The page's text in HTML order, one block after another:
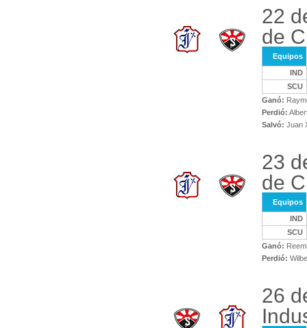
22
de
Equipos
IND
SCU
Ganó:
Perdió:
Salvó: Juan
23
de
Equipos
IND
SCU
Ganó:
Perdió:
26